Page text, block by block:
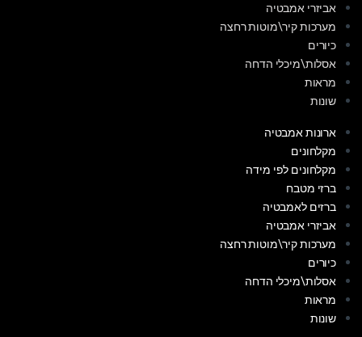
אביזרי אמבטיה
מערכות קיר\מוטות רחצה
כיורים
אסלות\מיכלי הדחה
מראות
שונות
ארונות אמבטיה
מקלחונים
מקלחונים לפי מידה
ברזי מטבח
ברזים לאמבטיה
אביזרי אמבטיה
מערכות קיר\מוטות רחצה
כיורים
אסלות\מיכלי הדחה
מראות
שונות